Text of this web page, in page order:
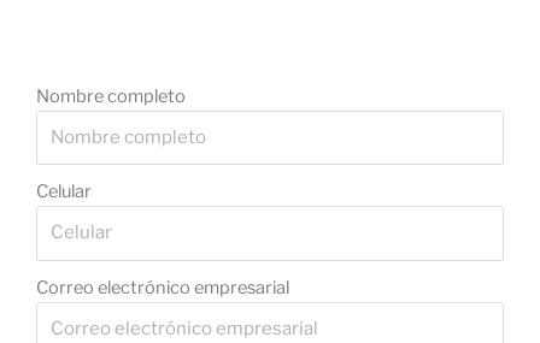
Nombre completo
Celular
Correo electrónico empresarial